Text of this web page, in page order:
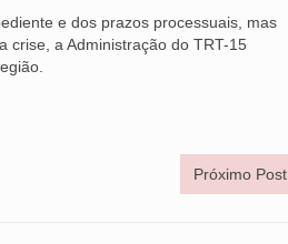
e dos prazos processuais, mas
crise, a Administração do TRT-15
Próximo Post